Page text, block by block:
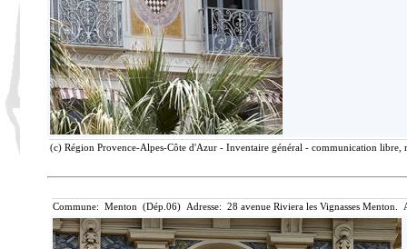
(c) Région Provence-Alpes-Côte d'Azur - Inventaire général - communication libre,
Commune: Menton (Dép.06) Adresse: 28 avenue Riviera les Vignasses